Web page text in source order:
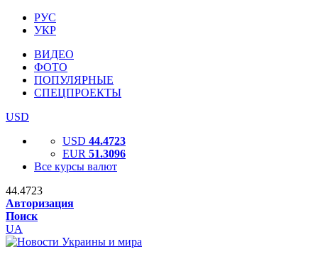
РУС
УКР
ВИДЕО
ФОТО
ПОПУЛЯРНЫЕ
СПЕЦПРОЕКТЫ
USD
USD 44.4723
EUR 51.3096
Все курсы валют
44.4723
Авторизация
Поиск
UA